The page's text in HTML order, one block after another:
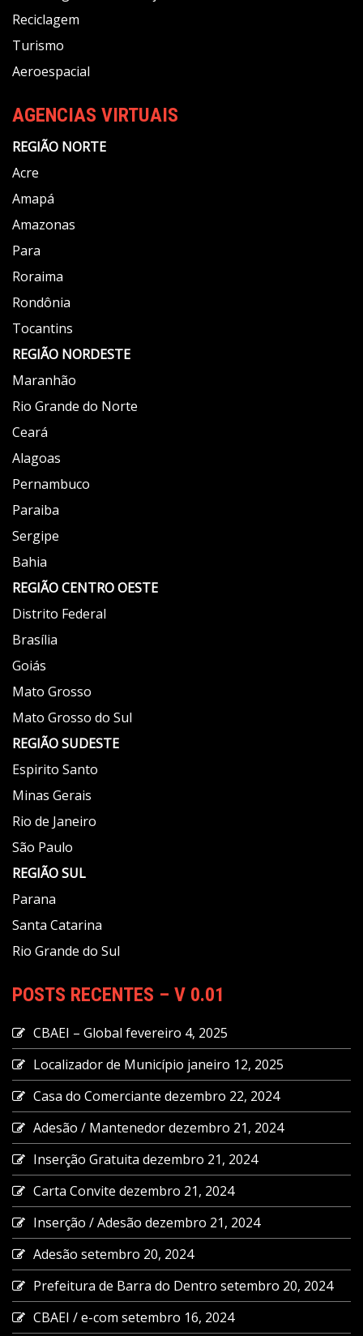
Reciclagem
Turismo
Aeroespacial
AGENCIAS VIRTUAIS
REGIÃO NORTE
Acre
Amapá
Amazonas
Para
Roraima
Rondônia
Tocantins
REGIÃO NORDESTE
Maranhão
Rio Grande do Norte
Ceará
Alagoas
Pernambuco
Paraiba
Sergipe
Bahia
REGIÃOCENTRO OESTE
Distrito Federal
Brasília
Goiás
Mato Grosso
Mato Grosso do Sul
REGIÃOSUDESTE
Espirito Santo
Minas Gerais
Rio de Janeiro
São Paulo
REGIÃOSUL
Parana
Santa Catarina
Rio Grande do Sul
POSTS RECENTES – V 0.01
CBAEI – Global fevereiro 4, 2025
Localizador de Município janeiro 12, 2025
Casa do Comerciante dezembro 22, 2024
Adesão / Mantenedordezembro 21, 2024
Inserção Gratuita dezembro 21, 2024
Carta Convite dezembro 21, 2024
Inserção / Adesão dezembro 21, 2024
Adesão setembro 20, 2024
Prefeitura de Barra do Dentro setembro 20, 2024
CBAEI / e-com setembro 16, 2024